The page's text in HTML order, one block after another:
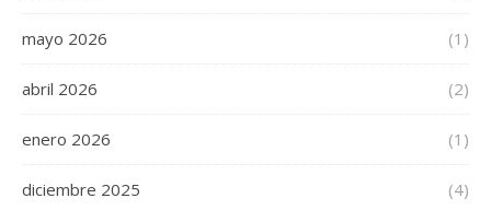
mayo 2026 (1)
abril 2026 (2)
enero 2026 (1)
diciembre 2025 (4)